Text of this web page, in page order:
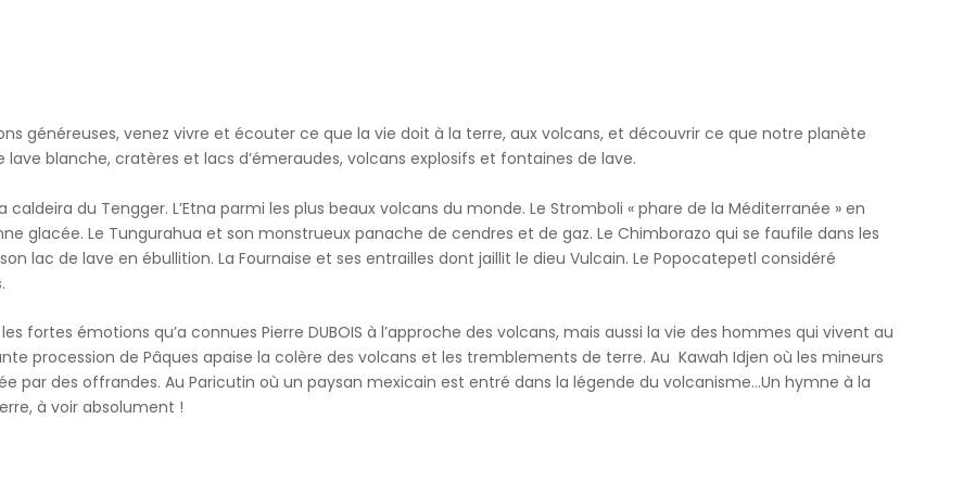
généreuses, venez vivre et écouter ce que la vie doit à la terre, aux volcans, et découvrir ce que notre planète
blanche, cratères et lacs d’émeraudes, volcans explosifs et fontaines de lave.
du Tengger. L’Etna parmi les plus beaux volcans du monde. Le Stromboli « phare de la Méditerranée » en
glacée. Le Tungurahua et son monstrueux panache de cendres et de gaz. Le Chimborazo qui se faufile dans les
lac de lave en ébullition. La Fournaise et ses entrailles dont jaillit le dieu Vulcain. Le Popocatepetl considéré
émotions qu’a connues Pierre DUBOIS à l’approche des volcans, mais aussi la vie des hommes qui vivent au
procession de Pâques apaise la colère des volcans et les tremblements de terre. Au Kawah Idjen où les mineurs
par des offrandes. Au Paricutin où un paysan mexicain est entré dans la légende du volcanisme…Un hymne à la
à voir absolument !